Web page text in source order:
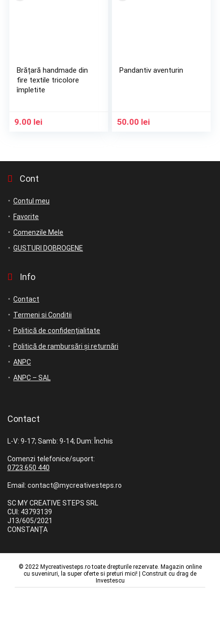
Brățară handmade din
fire textile tricolore
împletite
9.00 lei
Pandantiv aventurin
50.00 lei
Cont
Contul meu
Favorite
Comenzile Mele
GUSTURI DOBROGENE
Info
Contact
Termeni si Conditii
Politică de confidențialitate
Politică de rambursări și returnări
ANPC
ANPC – SAL
Contact
L-V: 9-17; Samb: 9-14; Dum: Închis
Comenzi telefonice/suport:
0723 650 440
Email: contact@mycreativesteps.ro
SC MY CREATIVE STEPS SRL
CUI: 43793139
J13/605/2021
CONSTANȚA
© 2022 Mycreativesteps.ro toate drepturile rezervate. Magazin online
cu suveniruri, la super oferte si preturi mici! | Construit cu drag de
Investescu